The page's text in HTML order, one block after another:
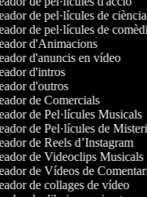
de pel·lícules de
de pel·lícules de
d'Animacions
d'anuncis en vídeo
d'intros
d'outros
de Comercials
de Pel·lícules Musicals
de Pel·lícules de Misteri
de Reels d’Instagram
de Videoclips Musicals
de Vídeos de Comentari
de collages de vídeo